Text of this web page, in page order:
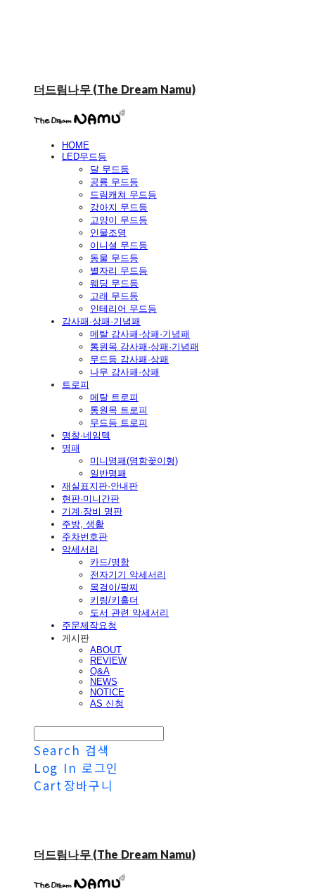
더드림나무 (The Dream Namu)
HOME
LED무드등
달 무드등
공룡 무드등
드림캐쳐 무드등
강아지 무드등
고양이 무드등
인물조명
이니셜 무드등
동물 무드등
별자리 무드등
웨딩 무드등
고래 무드등
인테리어 무드등
감사패·상패·기념패
메탈 감사패·상패·기념패
통원목 감사패·상패·기념패
무드등 감사패·상패
나무 감사패·상패
트로피
메탈 트로피
통원목 트로피
무드등 트로피
명찰·네임텍
명패
미니명패(명함꽂이형)
일반명패
재실표지판·안내판
현판·미니간판
기계·장비 명판
주방, 생활
주차번호판
악세서리
카드/명함
전자기기 악세서리
목걸이/팔찌
키링/키홀더
도서 관련 악세서리
주문제작요청
게시판
ABOUT
REVIEW
Q&A
NEWS
NOTICE
AS 신청
Search 검색
Log In 로그인
Cart 장바구니
더드림나무 (The Dream Namu)